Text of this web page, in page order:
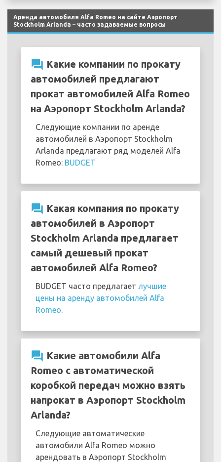
Аренда автомобиля Alfa Romeo на сайте Аэропорт
Stockholm Arlanda – часто задаваемые вопросы
question_answer Какие компании по прокату
автомобилей предлагают
прокат автомобилей Alfa Romeo
на Аэропорт Stockholm Arlanda?
Следующие компании по аренде
автомобилей в Аэропорт Stockholm
Arlanda предлагают ряд моделей Alfa
Romeo: BUDGET
question_answer Какая компания по прокату
автомобилей в Аэропорт
Stockholm Arlanda предлагает
самый дешевый прокат
автомобилей Alfa Romeo?
BUDGET часто предлагает лучшие
цены на аренду автомобилей Alfa
Romeo
question_answer Какие автомобили Alfa
Romeo с автоматической
коробкой передач можно взять
напрокат в Аэропорт Stockholm
Arlanda?
Следующие автоматические
автомобили Alfa Romeo можно
арендовать в Аэропорт Stockholm